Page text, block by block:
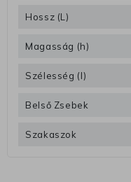
Hossz (L)
Magasság (h)
Szélesség (l)
Belső Zsebek
Szakaszok